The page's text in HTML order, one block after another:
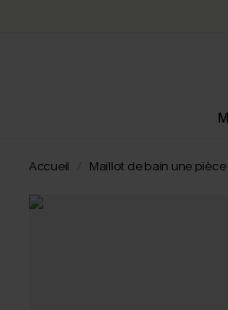
Accueil Maillot de bain une